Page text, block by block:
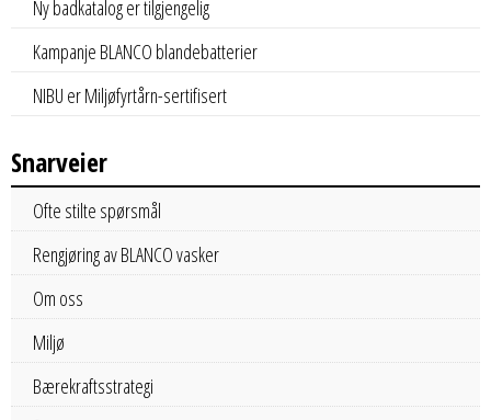
Ny badkatalog er tilgjengelig
Kampanje BLANCO blandebatterier
NIBU er Miljøfyrtårn-sertifisert
Snarveier
Ofte stilte spørsmål
Rengjøring av BLANCO vasker
Om oss
Miljø
Bærekraftsstrategi